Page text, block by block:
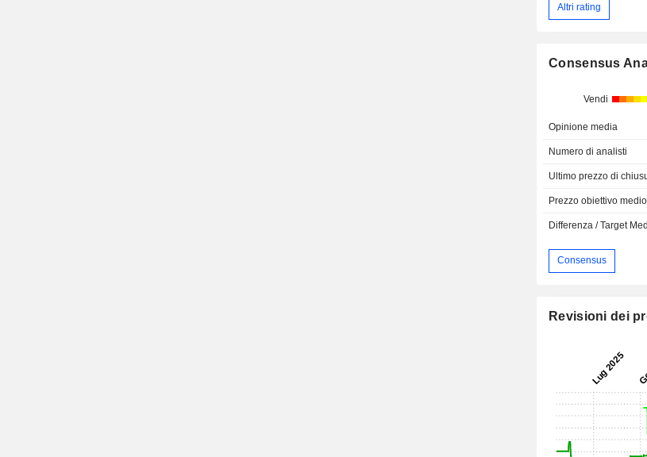
Altri rating
Consensus
Vendi
Opinione media
Numero di analisti
Ultimo prezzo di
Prezzo obiettivo medio
Differenza / Target
Consensus
Revisioni dei